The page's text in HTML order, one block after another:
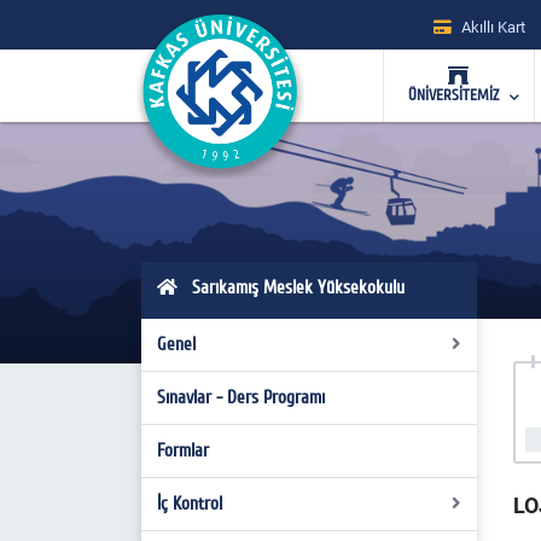
Akıllı Kart
ÜNİVERSİTEMİZ
Sarıkamış Meslek Yüksekokulu
Genel
Genel Bilgiler
İç ve Dış Paydaş Listesi
Akademik Kariyer Danışman Listesi
Sınavlar - Ders Programı
Formlar
İç Kontrol